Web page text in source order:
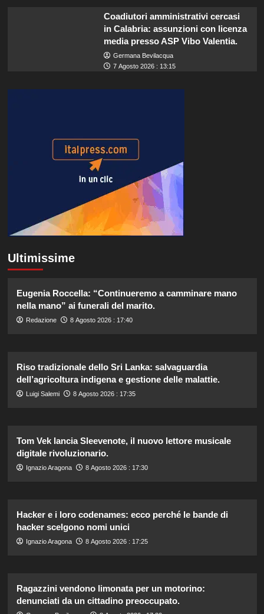
Coadiutori amministrativi cercasi
in Calabria: assunzioni con licenza
media presso ASP Vibo Valentia.
Germana Bevilacqua
7 Agosto 2026 : 13:15
Ultimissime
Eugenia Roccella: “Continueremo a camminare mano
nella mano” ai funerali del marito.
Redazione 8 Agosto 2026 : 17:40
Riso tradizionale dello Sri Lanka: salvaguardia
dell’agricoltura indigena e gestione delle malattie.
Luigi Salemi 8 Agosto 2026 : 17:35
Tom Vek lancia Sleevenote, il nuovo lettore musicale
digitale rivoluzionario.
Ignazio Aragona 8 Agosto 2026 : 17:30
Hacker e i loro codenames: ecco perché le bande di
hacker scelgono nomi unici
Ignazio Aragona 8 Agosto 2026 : 17:25
Ragazzini vendono limonata per un motorino:
denunciati da un cittadino preoccupato.